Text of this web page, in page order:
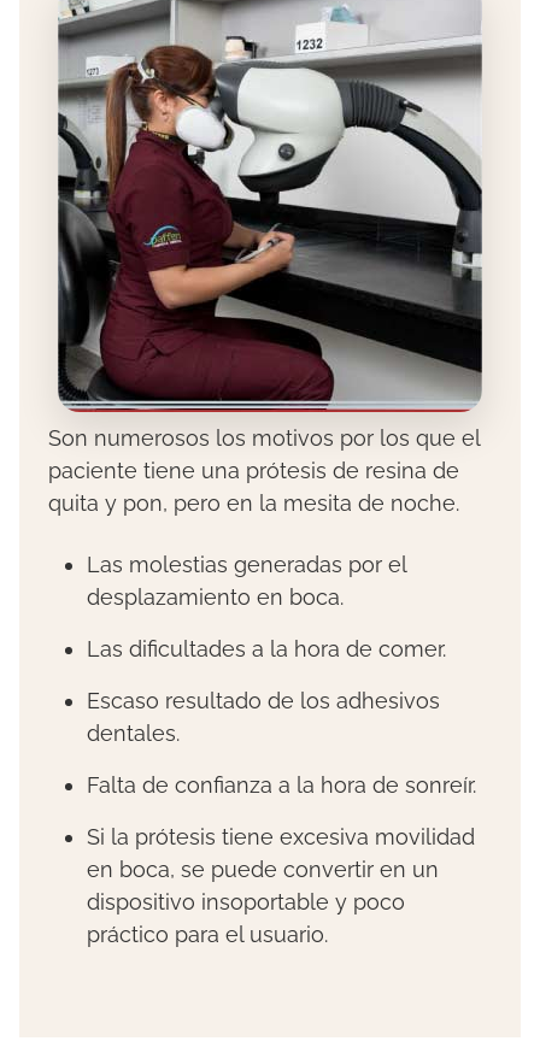
Son numerosos los motivos por los que el
paciente tiene una prótesis de resina de
quita y pon, pero en la mesita de noche.
Las molestias generadas por el
desplazamiento en boca.
Las dificultades a la hora de comer.
Escaso resultado de los adhesivos
dentales.
Falta de confianza a la hora de sonreír.
Si la prótesis tiene excesiva movilidad
en boca, se puede convertir en un
dispositivo insoportable y poco
práctico para el usuario.